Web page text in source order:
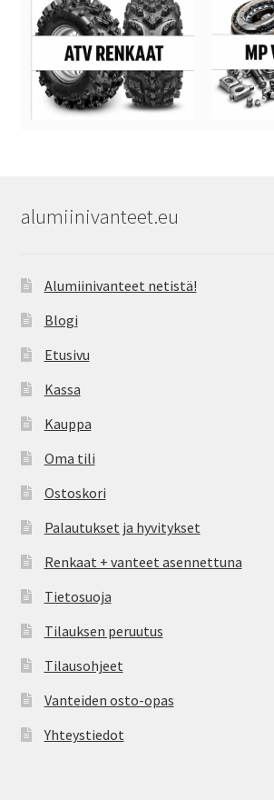
alumiinivanteet.eu
Alumiinivanteet netistä!
Blogi
Etusivu
Kassa
Kauppa
Oma tili
Ostoskori
Palautukset ja hyvitykset
Renkaat + vanteet asennettuna
Tietosuoja
Tilauksen peruutus
Tilausohjeet
Vanteiden osto-opas
Yhteystiedot